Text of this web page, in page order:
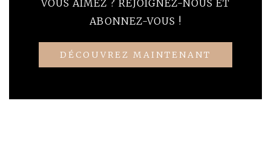
VOUS AIMEZ ? REJOIGNEZ-NOUS ET
ABONNEZ-VOUS !
DÉCOUVREZ MAINTENANT